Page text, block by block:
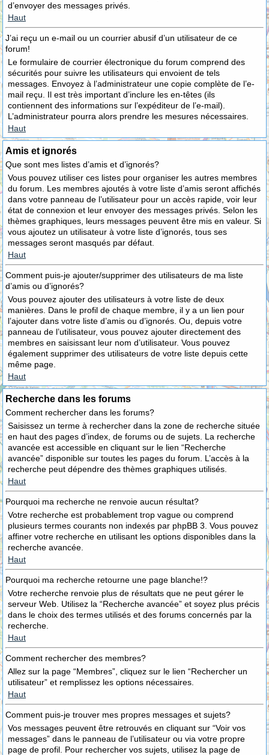
d’envoyer des messages privés.
Haut
J’ai reçu un e-mail ou un courrier abusif d’un utilisateur de ce
forum!
Le formulaire de courrier électronique du forum comprend des
sécurités pour suivre les utilisateurs qui envoient de tels
messages. Envoyez à l’administrateur une copie complète de l’e-
mail reçu. Il est très important d’inclure les en-têtes (ils
contiennent des informations sur l’expéditeur de l’e-mail).
L’administrateur pourra alors prendre les mesures nécessaires.
Haut
Amis et ignorés
Que sont mes listes d’amis et d’ignorés?
Vous pouvez utiliser ces listes pour organiser les autres membres
du forum. Les membres ajoutés à votre liste d’amis seront affichés
dans votre panneau de l’utilisateur pour un accès rapide, voir leur
état de connexion et leur envoyer des messages privés. Selon les
thèmes graphiques, leurs messages peuvent être mis en valeur. Si
vous ajoutez un utilisateur à votre liste d’ignorés, tous ses
messages seront masqués par défaut.
Haut
Comment puis-je ajouter/supprimer des utilisateurs de ma liste
d’amis ou d’ignorés?
Vous pouvez ajouter des utilisateurs à votre liste de deux
manières. Dans le profil de chaque membre, il y a un lien pour
l’ajouter dans votre liste d’amis ou d’ignorés. Ou, depuis votre
panneau de l’utilisateur, vous pouvez ajouter directement des
membres en saisissant leur nom d’utilisateur. Vous pouvez
également supprimer des utilisateurs de votre liste depuis cette
même page.
Haut
Recherche dans les forums
Comment rechercher dans les forums?
Saisissez un terme à rechercher dans la zone de recherche située
en haut des pages d’index, de forums ou de sujets. La recherche
avancée est accessible en cliquant sur le lien “Recherche
avancée” disponible sur toutes les pages du forum. L’accès à la
recherche peut dépendre des thèmes graphiques utilisés.
Haut
Pourquoi ma recherche ne renvoie aucun résultat?
Votre recherche est probablement trop vague ou comprend
plusieurs termes courants non indexés par phpBB 3. Vous pouvez
affiner votre recherche en utilisant les options disponibles dans la
recherche avancée.
Haut
Pourquoi ma recherche retourne une page blanche!?
Votre recherche renvoie plus de résultats que ne peut gérer le
serveur Web. Utilisez la “Recherche avancée” et soyez plus précis
dans le choix des termes utilisés et des forums concernés par la
recherche.
Haut
Comment rechercher des membres?
Allez sur la page “Membres”, cliquez sur le lien “Rechercher un
utilisateur” et remplissez les options nécessaires.
Haut
Comment puis-je trouver mes propres messages et sujets?
Vos messages peuvent être retrouvés en cliquant sur “Voir vos
messages” dans le panneau de l’utilisateur ou via votre propre
page de profil. Pour rechercher vos sujets, utilisez la page de